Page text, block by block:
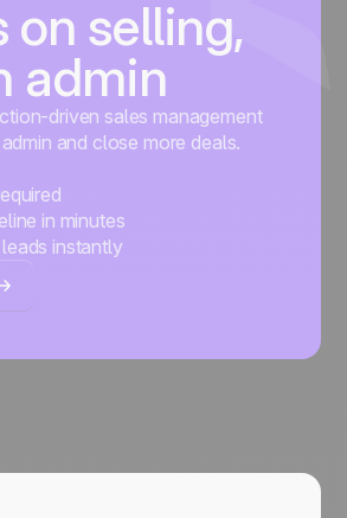
on selling,
admin
driven sales management
and close more deals.
in minutes
instantly